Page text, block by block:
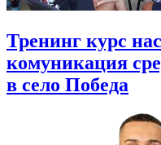
Тренинг курс
комуникация
в село Победа